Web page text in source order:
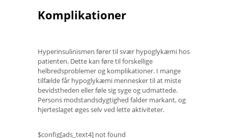
Komplikationer
Hyperinsulinismen fører til svær hypoglykæmi hos
patienten. Dette kan føre til forskellige
helbredsproblemer og komplikationer. I mange
tilfælde får hypoglykæmi mennesker til at miste
bevidstheden eller føle sig syge og udmattede.
Persons modstandsdygtighed falder markant, og
hjerteslaget øges selv ved lette aktiviteter.
$config[ads_text4] not found